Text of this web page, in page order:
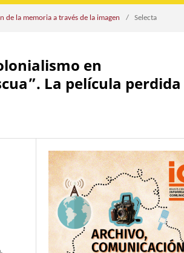
la memoria a través de la imagen / Selecta
en
La película perdida